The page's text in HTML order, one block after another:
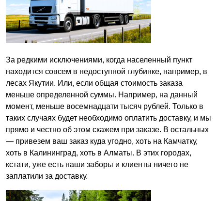
За редкими исключениями, когда населенный пункт
находится совсем в недоступной глубинке, например, в
лесах Якутии. Или, если общая стоимость заказа
меньше определенной суммы. Например, на данный
момент, меньше восемнадцати тысяч рублей. Только в
таких случаях будет необходимо оплатить доставку, и мы
прямо и честно об этом скажем при заказе. В остальных
— привезем ваш заказ куда угодно, хоть на Камчатку,
хоть в Калининград, хоть в Алматы. В этих городах,
кстати, уже есть наши заборы и клиенты ничего не
заплатили за доставку.